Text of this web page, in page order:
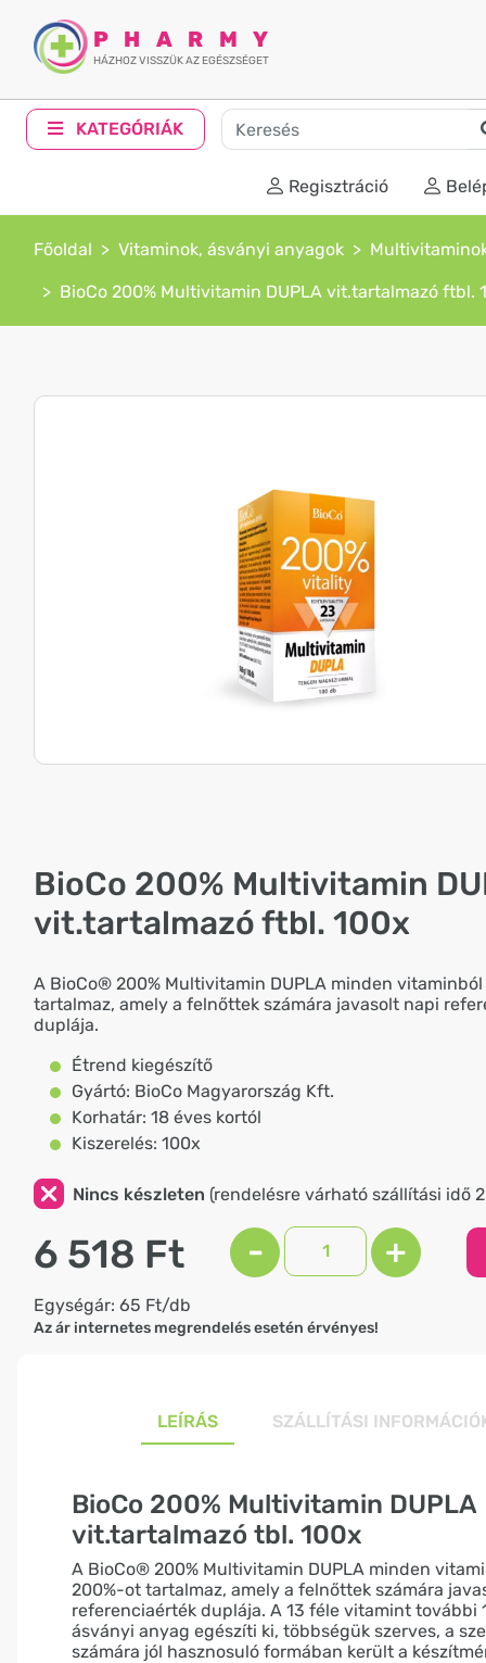
PHARMY
HÁZHOZ VISSZÜK AZ EGÉSZSÉGET
KATEGÓRIÁK
Regisztráció
Főoldal Vitaminok, ásványi anyagok
BioCo 200% Multivitamin DUPLA vit.tartalmazó ftbl.
BioCo 200% Multivitamin
vit.tartalmazó ftbl. 100x
A BioCo® 200% Multivitamin DUPLA minden
tartalmaz, amely a felnőttek számára javasolt napi
duplája.
Étrend kiegészítő
Gyártó: BioCo Magyarország Kft.
Korhatár: 18 éves kortól
Kiszerelés: 100x
Nincs készleten (rendelésre várható szállítási idő
6 518 Ft - +
Egységár: 65 Ft/db
Az ár internetes megrendelés esetén érvényes!
LEÍRÁS SZÁLLÍTÁSI
BioCo 200% Multivitamin DUPLA
vit.tartalmazó tbl. 100x
A BioCo® 200% Multivitamin DUPLA minden
200%-ot tartalmaz, amely a felnőttek számára
referenciaérték duplája. A 13 féle vitamint további
ásványi anyag egészíti ki, többségük szerves, a
számára jól hasznosuló formában került a